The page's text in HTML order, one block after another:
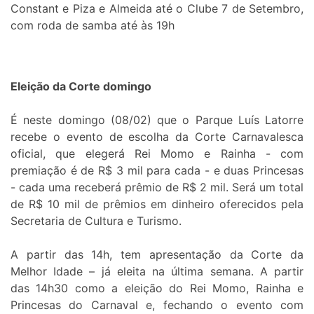
Constant e Piza e Almeida até o Clube 7 de Setembro,
com roda de samba até às 19h
Eleição da Corte domingo
É neste domingo (08/02) que o Parque Luís Latorre
recebe o evento de escolha da Corte Carnavalesca
oficial, que elegerá Rei Momo e Rainha - com
premiação é de R$ 3 mil para cada - e duas Princesas
- cada uma receberá prêmio de R$ 2 mil. Será um total
de R$ 10 mil de prêmios em dinheiro oferecidos pela
Secretaria de Cultura e Turismo.
A partir das 14h, tem apresentação da Corte da
Melhor Idade – já eleita na última semana. A partir
das 14h30 como a eleição do Rei Momo, Rainha e
Princesas do Carnaval e, fechando o evento com